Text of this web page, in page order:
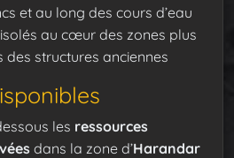
et au long des cours d’eau
au cœur des zones plus
des structures anciennes
les ressources
dans la zone d’Harandar